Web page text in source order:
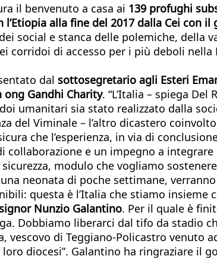
il benvenuto a casa ai 139 profughi
alla fine del 2017 dalla Cei con il
social e stanca delle polemiche, della
corridoi di accesso per i più deboli
dal sottosegretario agli Esteri
ong Gandhi Charity. “L’Italia – spiega
umanitari sia stato realizzato dalla
del Viminale – l’altro dicastero
che l’esperienza, in via di
collaborazione e un impegno a
modulo che vogliamo
neonata di poche settimane,
questa è l’Italia che stiamo
Nunzio Galantino. Per il quale è
Dobbiamo liberarci dal tifo da stadio
vescovo di Teggiano-Policastro venuto
diocesi”. Galantino ha ringraziare il